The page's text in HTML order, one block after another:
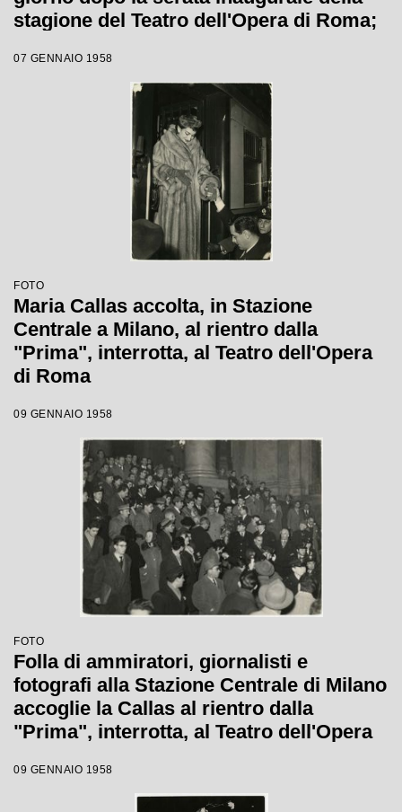
stagione del Teatro dell'Opera di Roma;
Bellini, alla fine del primo atto si ritirò in
camerino a causa di una brutta
raucedine e non rientrò in scena
07 GENNAIO 1958
FOTO
Maria Callas accolta, in Stazione
Centrale a Milano, al rientro dalla
"Prima", interrotta, al Teatro dell'Opera
di Roma
09 GENNAIO 1958
FOTO
Folla di ammiratori, giornalisti e
fotografi alla Stazione Centrale di Milano
accoglie la Callas al rientro dalla
"Prima", interrotta, al Teatro dell'Opera
09 GENNAIO 1958